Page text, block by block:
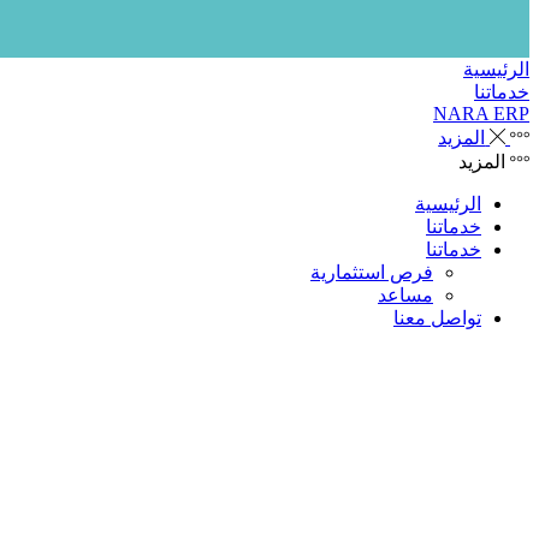
الرئيسية
خدماتنا
NARA ERP
المزيد
المزيد
الرئيسية
خدماتنا
خدماتنا
فرص استثمارية
مساعد
تواصل معنا